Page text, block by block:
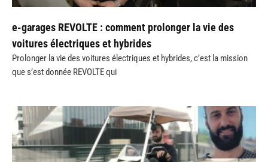
e-garages REVOLTE : comment prolonger la vie des
voitures électriques et hybrides
Prolonger la vie des voitures électriques et hybrides, c’est la mission
que s’est donnée REVOLTE qui